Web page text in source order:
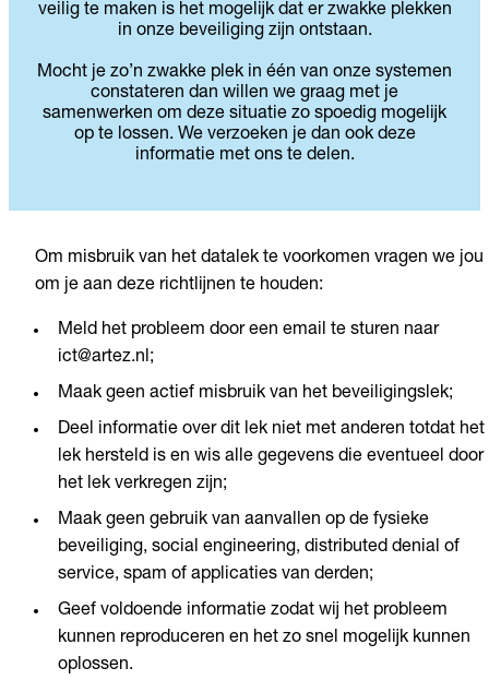
veilig te maken is het mogelijk dat er zwakke plekken
in onze beveiliging zijn ontstaan.
Mocht je zo’n zwakke plek in één van onze systemen
constateren dan willen we graag met je
samenwerken om deze situatie zo spoedig mogelijk
op te lossen. We verzoeken je dan ook deze
informatie met ons te delen.
Om misbruik van het datalek te voorkomen vragen we jou
om je aan deze richtlijnen te houden:
Meld het probleem door een email te sturen naar
ict@artez.nl;
Maak geen actief misbruik van het beveiligingslek;
Deel informatie over dit lek niet met anderen totdat het
lek hersteld is en wis alle gegevens die eventueel door
het lek verkregen zijn;
Maak geen gebruik van aanvallen op de fysieke
beveiliging, social engineering, distributed denial of
service, spam of applicaties van derden;
Geef voldoende informatie zodat wij het probleem
kunnen reproduceren en het zo snel mogelijk kunnen
oplossen.